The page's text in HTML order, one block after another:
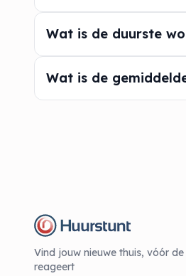
Wat is de duurste
Wat is de
Vind jouw nieuwe thuis, vóór
reageert